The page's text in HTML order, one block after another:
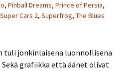
, Pinball Dreams, Prince of Persia,
Super Cars 2, Superfrog, The Blues
tuli jonkinlaisena luonnollisena
Sekä grafiikka että äänet olivat